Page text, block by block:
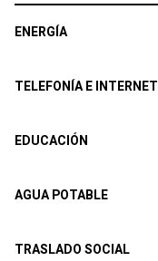
ENERGÍA
TELEFONÍA E INTERNET
EDUCACIÓN
AGUA POTABLE
TRASLADO SOCIAL